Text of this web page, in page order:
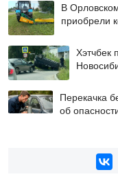
В
приобрели
Хэтчбек
Перекачка
об